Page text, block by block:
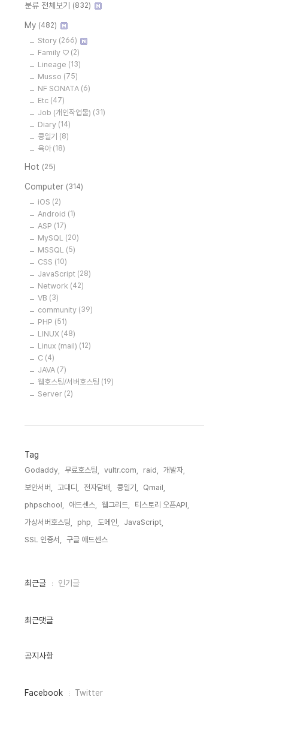
분류 전체보기 (832)
My (482)
Story (266)
Family ♡ (2)
Lineage (13)
Musso (75)
NF SONATA (6)
Etc (47)
Job (개인작업물) (31)
Diary (14)
콩일기 (8)
육아 (18)
Hot (25)
Computer (314)
iOS (2)
Android (1)
ASP (17)
MySQL (20)
MSSQL (5)
CSS (10)
JavaScript (28)
Network (42)
VB (3)
community (39)
PHP (51)
LINUX (48)
Linux (mail) (12)
C (4)
JAVA (7)
웹호스팅/서버호스팅 (19)
Server (2)
Tag
Godaddy, 무료호스팅, vultr.com, raid,
개발자,
보안서버,
고대디, 전자담배, 콩일기,
Qmail,
phpschool,
애드센스, 웹그리드,
티스토리 오픈API,
가상서버호스팅,
php, 도메인,
JavaScript,
SSL 인증서,
구글 애드센스,
최
인
최근글 인기글
최근댓글
공지사항
페
Facebook Twitter